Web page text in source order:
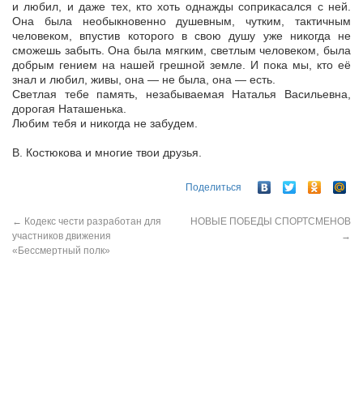
и любил, и даже тех, кто хоть однажды соприкасался с ней.
Она была необыкновенно душевным, чутким, тактичным
человеком, впустив которого в свою душу уже никогда не
сможешь забыть. Она была мягким, светлым человеком, была
добрым гением на нашей грешной земле. И пока мы, кто её
знал и любил, живы, она — не была, она — есть.
Светлая тебе память, незабываемая Наталья Васильевна,
дорогая Наташенька.
Любим тебя и никогда не забудем.
В. Костюкова и многие твои друзья.
Поделиться
← Кодекс чести разработан для
участников движения
«Бессмертный полк»
НОВЫЕ ПОБЕДЫ СПОРТСМЕНОВ
→